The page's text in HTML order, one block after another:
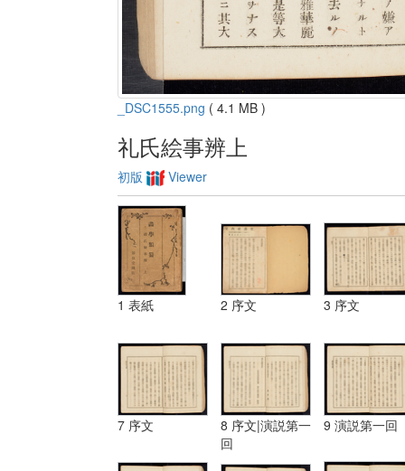
_DSC1555.png ( 4.1 MB )
礼氏絵事辨上
初版 Viewer
1 表紙 2 序文 3 序文
7 序文
8 序文|演説第一
回
9 演説第一回